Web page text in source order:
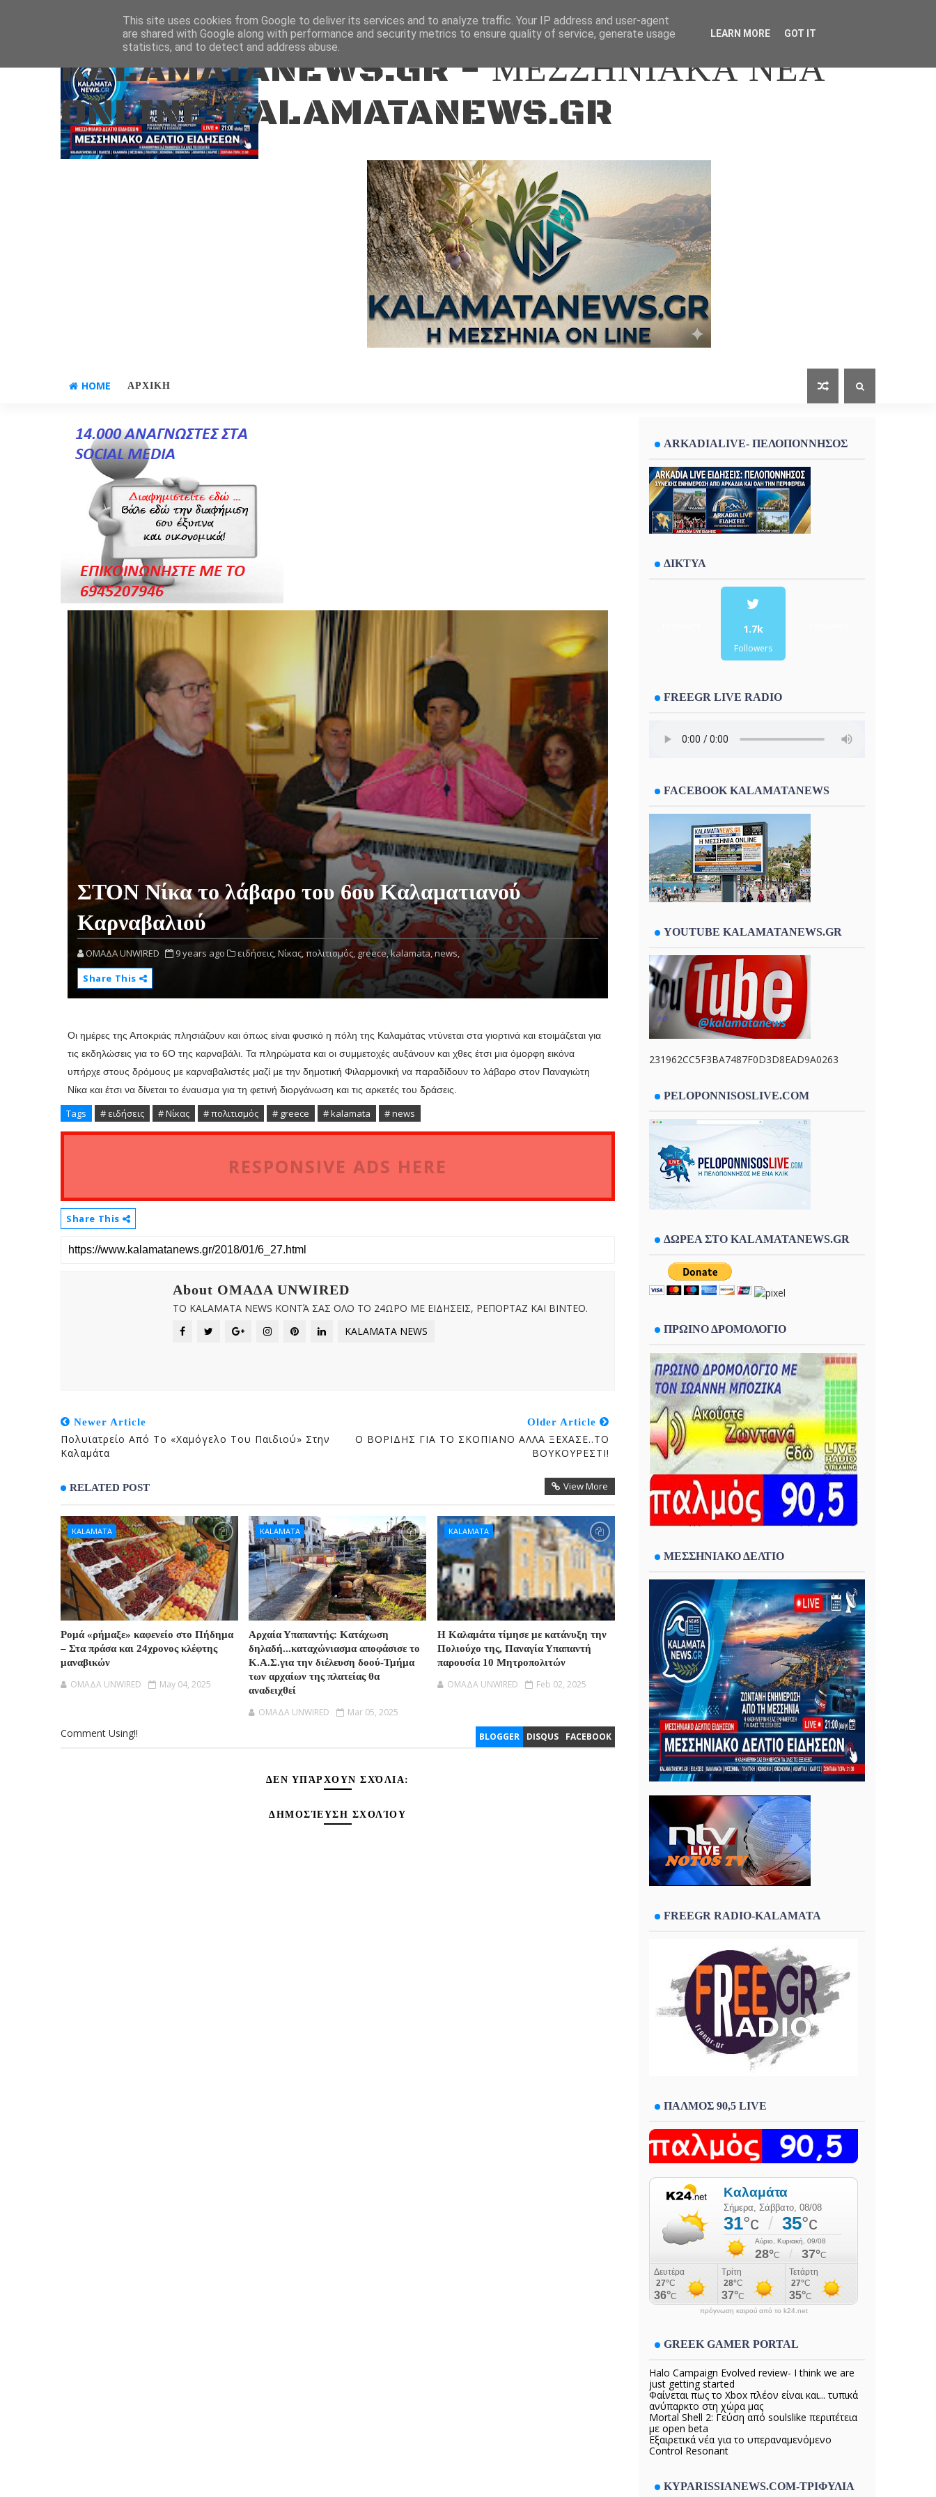
Aug 8, 2026
KALAMATANEWS.GR - ΜΕΣΣΗΝΙΑΚΑ ΝΕΑ
ONLINE-KALAMATANEWS.GR
HOME ΑΡΧΙΚΗ
ΣΤΟΝ Νίκα το λάβαρο του 6ου Καλαματιανού
Καρναβαλιού
OMAΔΑ UNWIRED 9 years ago ειδήσεις,Νίκας,πολιτισμός, greece,kalamata,news,
Share This
Οι ημέρες της Αποκριάς πλησιάζουν και όπως είναι φυσικό η πόλη της Καλαμάτας ντύνεται στα γιορτινά και ετοιμάζεται για
τις εκδηλώσεις για το 6Ο της καρναβάλι. Τα πληρώματα και οι συμμετοχές αυξάνουν και χθες έτσι μια όμορφη εικόνα
υπήρχε στους δρόμους με καρναβαλιστές μαζί με την δημοτική Φιλαρμονική να παραδίδουν το λάβαρο στον Παναγιώτη
Νίκα και έτσι να δίνεται το έναυσμα για τη φετινή διοργάνωση και τις αρκετές του δράσεις.
Tags # ειδήσεις # Νίκας # πολιτισμός # greece # kalamata # news
RESPONSIVE ADS HERE
Share This
About OMAΔΑ UNWIRED
ΤΟ KALAMATA NEWS ΚΟΝΤΆ ΣΑΣ ΟΛΟ ΤΟ 24ΩΡΟ ΜΕ ΕΙΔΗΣΕΙΣ, ΡΕΠΟΡΤΑΖ ΚΑΙ ΒΙΝΤΕΟ.
KALAMATA NEWS
Newer Article
Πολυϊατρείο Από Το «Χαμόγελο Του Παιδιού» Στην
Καλαμάτα
Older Article
Ο ΒΟΡΙΔΗΣ ΓΙΑ ΤΟ ΣΚΟΠΙΑΝΟ ΑΛΛΑ ΞΕΧΑΣΕ..ΤΟ
ΒΟΥΚΟΥΡΕΣΤΙ!
RELATED POST View More
KALAMATA
Ρομά «ρήμαξε» καφενείο στο Πήδημα
– Στα πράσα και 24χρονος κλέφτης
μαναβικών
OMAΔΑ UNWIRED May 04, 2025
KALAMATA
Αρχαία Υπαπαντής: Κατάχωση
δηλαδή...καταχώνιασμα αποφάσισε το
Κ.Α.Σ.για την διέλευση δοού-Τμήμα
των αρχαίων της πλατείας θα
αναδειχθεί
OMAΔΑ UNWIRED Mar 05, 2025
KALAMATA
Η Καλαμάτα τίμησε με κατάνυξη την
Πολιούχο της, Παναγία Υπαπαντή
παρουσία 10 Μητροπολιτών
OMAΔΑ UNWIRED Feb 02, 2025
BLOGGER DISQUS FACEBOOK
Comment Using!!
ΔΕΝ ΥΠΆΡΧΟΥΝ ΣΧΌΛΙΑ:
ΔΗΜΟΣΊΕΥΣΗ ΣΧΟΛΊΟΥ
ARKADIALIVE- ΠΕΛΟΠΟΝΝΗΣΟΣ
ΔΙΚΤΥΑ
1.7k
Followers
FREEGR LIVE RADIO
FACEBOOK KALAMATANEWS
YOUTUBE KALAMATANEWS.GR
231962CC5F3BA7487F0D3D8EAD9A0263
PELOPONNISOSLIVE.COM
ΔΩΡΕΑ ΣΤΟ KALAMATANEWS.GR
ΠΡΩΙΝΟ ΔΡΟΜΟΛΟΓΙΟ
ΜΕΣΣΗΝΙΑΚΟ ΔΕΛΤΙΟ
FREEGR RADIO-KALAMATA
ΠΑΛΜΟΣ 90,5 LIVE
πρόγνωση καιρού από το k24.net
GREEK GAMER PORTAL
Halo Campaign Evolved review- I think we are
just getting started
Φαίνεται πως το Xbox πλέον είναι και... τυπικά
ανύπαρκτο στη χώρα μας
Mortal Shell 2: Γεύση από soulslike περιπέτεια
με open beta
Εξαιρετικά νέα για το υπεραναμενόμενο
Control Resonant
KYPARISSIANEWS.COM-ΤΡΙΦΥΛΙΑ
This site uses cookies from Google to deliver its services and to analyze traffic. Your IP address and user-agent
are shared with Google along with performance and security metrics to ensure quality of service, generate usage
statistics, and to detect and address abuse.
LEARN MORE GOT IT